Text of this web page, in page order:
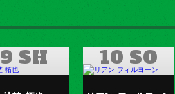
9 SH 10 SO